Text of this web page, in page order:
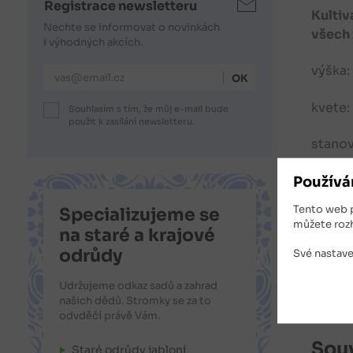
Tento web
můžete
Své
všech
Registrace newsletteru
Nechte se informovat o novinkách
i výhodných akcích.
E-mailová adresa
Souhlasím s tím, že můj e-mail bude
použit k zasílání newsletteru.
Specializujeme se
na staré a krajové
odrůdy
Udržujeme odkaz sadů a zahrad
našich dědů. Stromky se za to
odvděčí právě Vám.
Staré odrůdy jabloní